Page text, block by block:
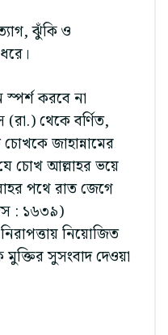
ঝুঁকি ও
করবে না
(রা.) থেকে বর্ণিত,
জাহান্নামের
চোখ আল্লাহর ভয়ে
পথে রাত জেগে
: ১৬৩৯)
নিয়োজিত
মুক্তির সুসংবাদ দেওয়া